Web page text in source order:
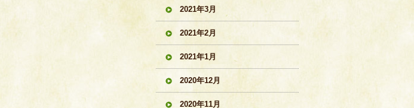
2021年3月
2021年2月
2021年1月
2020年12月
2020年11月